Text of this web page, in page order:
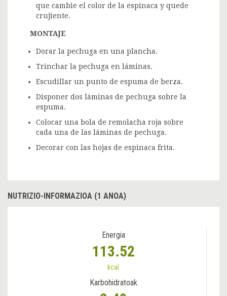
que cambie el color de la espinaca y quede
crujiente.
MONTAJE
Dorar la pechuga en una plancha.
Trinchar la pechuga en láminas.
Escudillar un punto de espuma de berza.
Disponer dos láminas de pechuga sobre la
espuma.
Colocar una bola de remolacha roja sobre
cada una de las láminas de pechuga.
Decorar con las hojas de espinaca frita.
NUTRIZIO-INFORMAZIOA (1 ANOA)
Energia
113.52
kcal
Karbohidratoak